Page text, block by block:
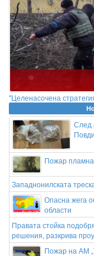
"Целенасочена
След
Пожар пламна
Западнонилската
Опасна жега
области
Правата стойка
решения, разкрива
Пожар на АМ